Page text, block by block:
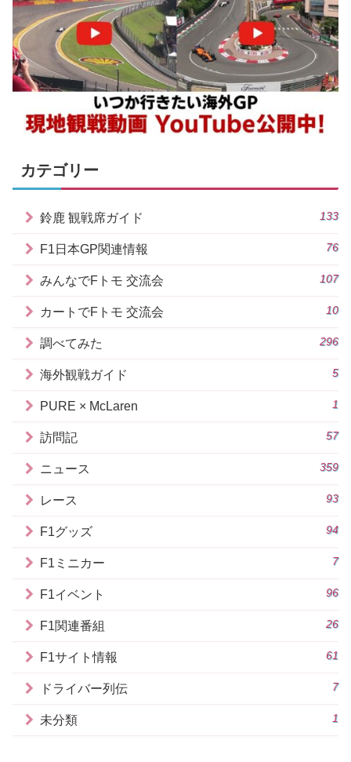
カテゴリー
鈴鹿 観戦席ガイド 133
F1日本GP関連情報 76
みんなでFトモ 交流会 107
カートでFトモ 交流会 10
調べてみた 296
海外観戦ガイド 5
PURE × McLaren 1
訪問記 57
ニュース 359
レース 93
F1グッズ 94
F1ミニカー 7
F1イベント 96
F1関連番組 26
F1サイト情報 61
ドライバー列伝 7
未分類 1